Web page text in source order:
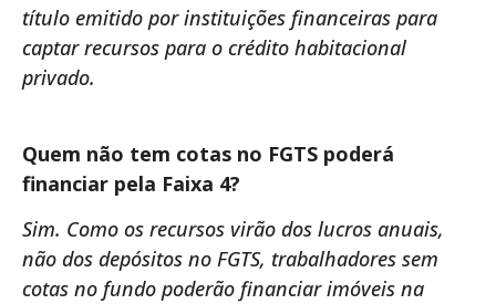
título emitido por instituições financeiras para
captar recursos para o crédito habitacional
privado.
Quem não tem cotas no FGTS poderá
financiar pela Faixa 4?
Sim. Como os recursos virão dos lucros anuais,
não dos depósitos no FGTS, trabalhadores sem
cotas no fundo poderão financiar imóveis na